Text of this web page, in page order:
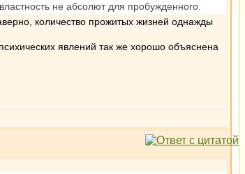
не абсолют для пробужденного.
количество прожитых жизней однажды
явлений так же хорошо объяснена